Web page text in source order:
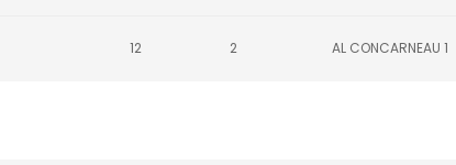
12 2 AL CONCARNEAU 1